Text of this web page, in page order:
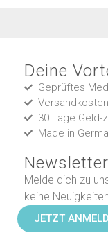
Deine
Geprüftes
30 Tage Geld-
Made in
Newsletter
Melde dich zu
keine
JETZT